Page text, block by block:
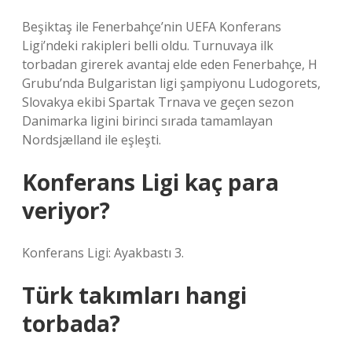
Beşiktaş ile Fenerbahçe’nin UEFA Konferans
Ligi’ndeki rakipleri belli oldu. Turnuvaya ilk
torbadan girerek avantaj elde eden Fenerbahçe, H
Grubu’nda Bulgaristan ligi şampiyonu Ludogorets,
Slovakya ekibi Spartak Trnava ve geçen sezon
Danimarka ligini birinci sırada tamamlayan
Nordsjælland ile eşleşti.
Konferans Ligi kaç para
veriyor?
Konferans Ligi: Ayakbastı 3.
Türk takımları hangi
torbada?